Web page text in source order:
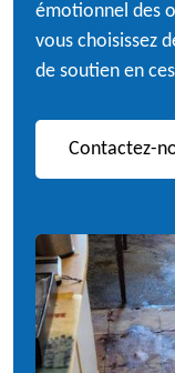
émotionnel des
vous choisissez
de soutien en
Contactez-